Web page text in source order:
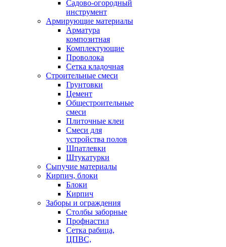
Садово-огородный
инструмент
Армирующие материалы
Арматура
композитная
Комплектующие
Проволока
Сетка кладочная
Строительные смеси
Грунтовки
Цемент
Общестроительные
смеси
Плиточные клеи
Смеси для
устройства полов
Шпатлевки
Штукатурки
Сыпучие материалы
Кирпич, блоки
Блоки
Кирпич
Заборы и ограждения
Столбы заборные
Профнастил
Сетка рабица,
ЦПВС,